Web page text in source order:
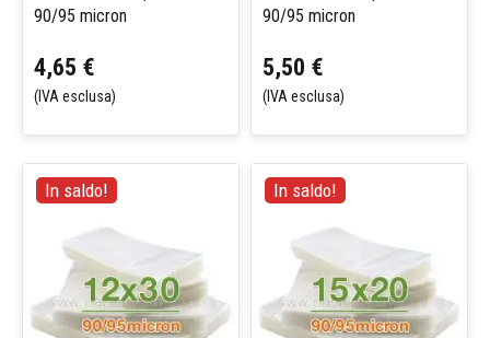
90/95 micron
4,65 €
(IVA esclusa)
90/95 micron
5,50 €
(IVA esclusa)
In saldo! In saldo!